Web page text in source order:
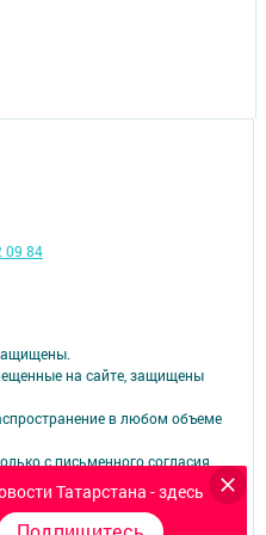
Татарстана - здесь
на сайте, защищены
в любом объеме
с письменного согласия
по печати и массовым
09 84